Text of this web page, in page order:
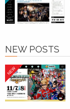
NEW POSTS